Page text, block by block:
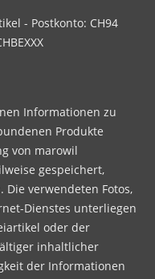
- Postkonto: CH94
Informationen zu
Produkte
von marowil
gespeichert,
verwendeten Fotos,
Dienstes unterliegen
oder der
inhaltlicher
der Informationen